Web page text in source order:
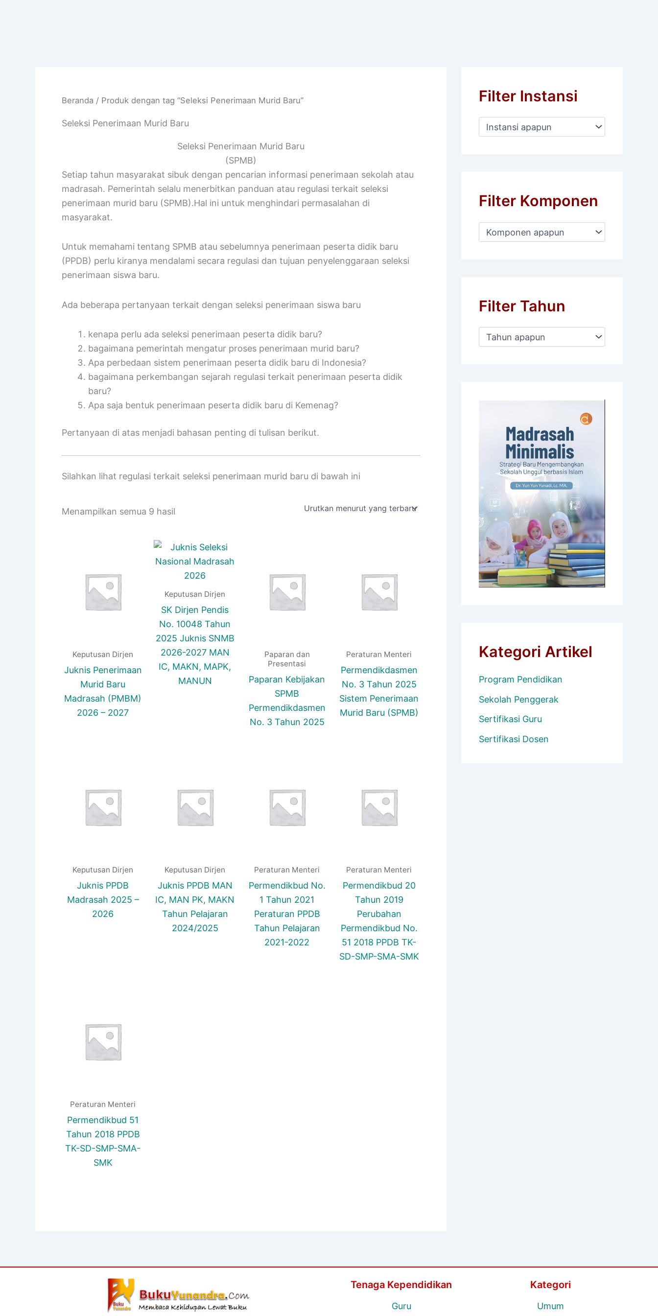
Beranda / Produk dengan tag “Seleksi Penerimaan Murid Baru”
Seleksi Penerimaan Murid Baru
Seleksi Penerimaan Murid Baru
(SPMB)
Setiap tahun masyarakat sibuk dengan pencarian informasi penerimaan sekolah atau
madrasah. Pemerintah selalu menerbitkan panduan atau regulasi terkait seleksi
penerimaan murid baru (SPMB).Hal ini untuk menghindari permasalahan di
masyarakat.
Untuk memahami tentang SPMB atau sebelumnya penerimaan peserta didik baru
(PPDB) perlu kiranya mendalami secara regulasi dan tujuan penyelenggaraan seleksi
penerimaan siswa baru.
Ada beberapa pertanyaan terkait dengan seleksi penerimaan siswa baru
kenapa perlu ada seleksi penerimaan peserta didik baru?
bagaimana pemerintah mengatur proses penerimaan murid baru?
Apa perbedaan sistem penerimaan peserta didik baru di Indonesia?
bagaimana perkembangan sejarah regulasi terkait penerimaan peserta didik
baru?
Apa saja bentuk penerimaan peserta didik baru di Kemenag?
Pertanyaan di atas menjadi bahasan penting di tulisan berikut.
Silahkan lihat regulasi terkait seleksi penerimaan murid baru di bawah ini
Menampilkan semua 9 hasil
Keputusan Dirjen
Juknis Penerimaan
Murid Baru
Madrasah (PMBM)
2026 – 2027
Keputusan Dirjen
SK Dirjen Pendis
No. 10048 Tahun
2025 Juknis SNMB
2026-2027 MAN
IC, MAKN, MAPK,
MANUN
Paparan dan
Presentasi
Paparan Kebijakan
SPMB
Permendikdasmen
No. 3 Tahun 2025
Peraturan Menteri
Permendikdasmen
No. 3 Tahun 2025
Sistem Penerimaan
Murid Baru (SPMB)
Keputusan Dirjen
Juknis PPDB
Madrasah 2025 –
2026
Keputusan Dirjen
Juknis PPDB MAN
IC, MAN PK, MAKN
Tahun Pelajaran
2024/2025
Peraturan Menteri
Permendikbud No.
1 Tahun 2021
Peraturan PPDB
Tahun Pelajaran
2021-2022
Peraturan Menteri
Permendikbud 20
Tahun 2019
Perubahan
Permendikbud No.
51 2018 PPDB TK-
SD-SMP-SMA-SMK
Peraturan Menteri
Permendikbud 51
Tahun 2018 PPDB
TK-SD-SMP-SMA-
SMK
Filter Instansi
Filter Komponen
Filter Tahun
Kategori Artikel
Program Pendidikan
Sekolah Penggerak
Sertifikasi Guru
Sertifikasi Dosen
Tenaga Kependidikan
Guru
Kategori
Umum